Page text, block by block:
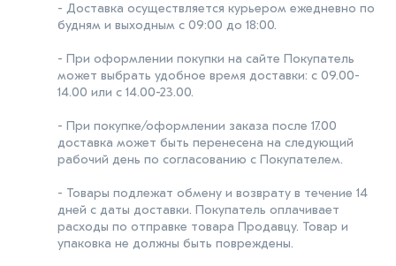
- Доставка осуществляется курьером ежедневно по
будням и выходным с 09:00 до 18:00.
- При оформлении покупки на сайте Покупатель
может выбрать удобное время доставки: с 09.00-
14.00 или с 14.00-23.00.
- При покупке/оформлении заказа после 17.00
доставка может быть перенесена на следующий
рабочий день по согласованию с Покупателем.
- Товары подлежат обмену и возврату в течение 14
дней с даты доставки. Покупатель оплачивает
расходы по отправке товара Продавцу. Товар и
упаковка не должны быть повреждены.